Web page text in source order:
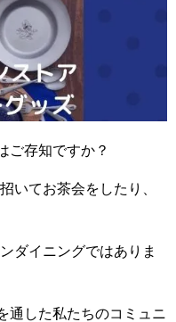
ご存知ですか？
いてお茶会をしたり、
ダイニングではありま
通した私たちのコミュニ